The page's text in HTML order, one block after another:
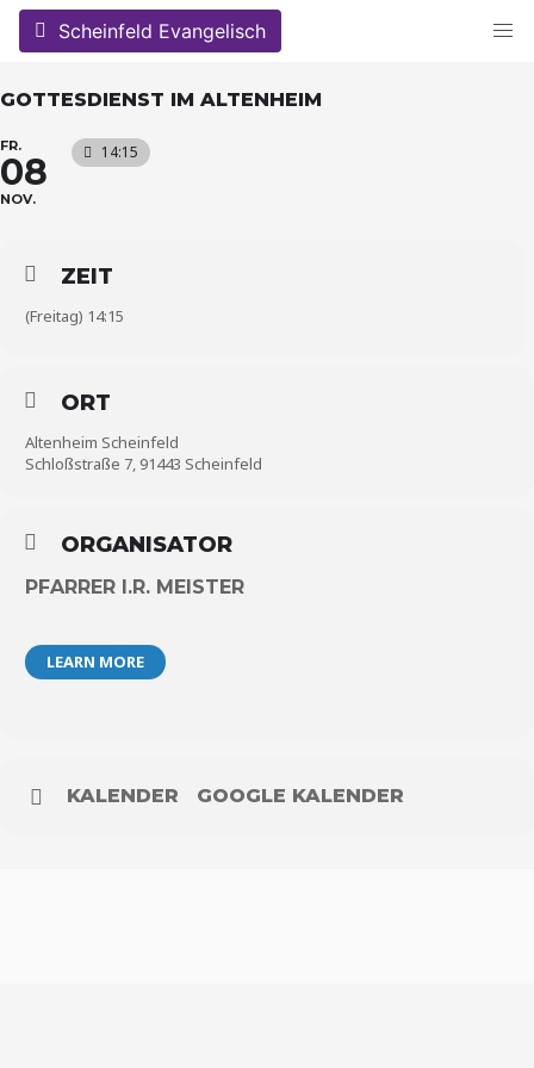
Skip
Scheinfeld Evangelisch
GOTTESDIENST IM ALTENHEIM
FR.
08
NOV.
14:15
ZEIT
(Freitag) 14:15
ORT
Altenheim Scheinfeld
Schloßstraße 7, 91443 Scheinfeld
ORGANISATOR
PFARRER I.R. MEISTER
LEARN MORE
KALENDER GOOGLE KALENDER